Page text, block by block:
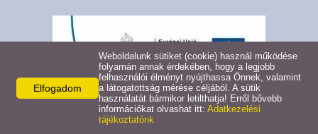
Közérdekű adatok
Elfogadom
Weboldalunk sütiket (cookie) használ működése
folyamán annak érdekében, hogy a legjobb
felhasználói élményt nyújthassa Önnek, valamint
a látogatottság mérése céljából. A sütik
használatát bármikor letilthatja! Erről bővebb
információkat olvashat itt: Adatkezelési
tájékoztatónk